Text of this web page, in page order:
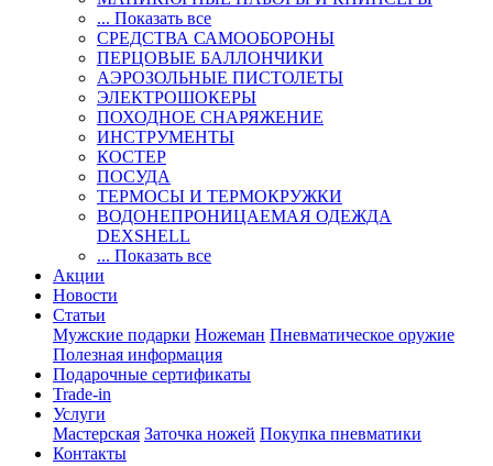
... Показать все
СРЕДСТВА САМООБОРОНЫ
ПЕРЦОВЫЕ БАЛЛОНЧИКИ
АЭРОЗОЛЬНЫЕ ПИСТОЛЕТЫ
ЭЛЕКТРОШОКЕРЫ
ПОХОДНОЕ СНАРЯЖЕНИЕ
ИНСТРУМЕНТЫ
КОСТЕР
ПОСУДА
ТЕРМОСЫ И ТЕРМОКРУЖКИ
ВОДОНЕПРОНИЦАЕМАЯ ОДЕЖДА
DEXSHELL
... Показать все
Акции
Новости
Статьи
Мужские подарки Ножеман Пневматическое оружие
Полезная информация
Подарочные сертификаты
Trade-in
Услуги
Мастерская Заточка ножей Покупка пневматики
Контакты